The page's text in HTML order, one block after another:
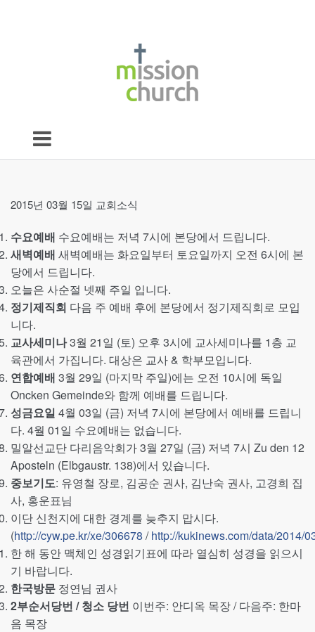
2015년 03월 15일 교회소식
수요예배 수요예배는 저녁 7시에 본당에서 드립니다.
새벽예배 새벽예배는 화요일부터 토요일까지 오전 6시에 본
당에서 드립니다.
오늘은 사순절 넷째 주일 입니다.
정기제직회 다음 주 예배 후에 본당에서 정기제직회로 모입
니다.
교사세미나3월 21일 (토) 오후 3시에 교사세미나를 1층 교
육관에서 가집니다. 대상은 교사 & 학부모입니다.
연합예배 3월 29일 (마지막 주일)에는 오전 10시에 독일
Oncken Gemeinde와 함께 예배를 드립니다.
성금요일 4월 03일 (금) 저녁 7시에 본당에서 예배를 드립니
다. 4월 01일 수요예배는 없습니다.
밀알선교단 다리음악회가 3월 27일 (금) 저녁 7시 Zu den 12
Aposteln (Elbgaustr. 138)에서 있습니다.
중보기도: 유영철 장로, 김공순 권사, 김난숙 권사, 고경희 집
사, 홍운표님
이단 신천지에 대한 경계를 늦추지 맙시다.
(http://cyw.pe.kr/xe/306678 /http://kukinews.com/data/2014/
한 해 동안 맥체인 성경읽기표에 따라 열심히 성경을 읽으시
기 바랍니다.
한국방문 정연님 권사
2부순서당번 / 청소 당번 이번주: 안디옥 목장 / 다음주: 한마
음 목장